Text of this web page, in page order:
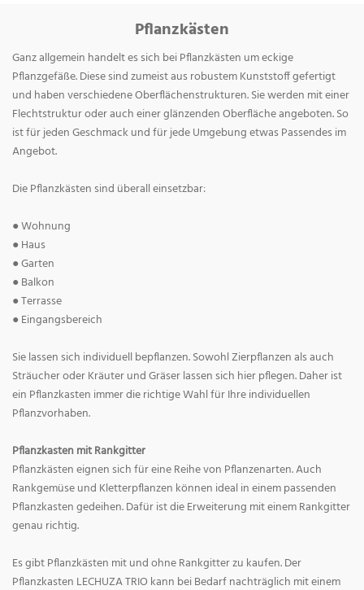
Pflanzkästen
Ganz allgemein handelt es sich bei Pflanzkästen um eckige
Pflanzgefäße. Diese sind zumeist aus robustem Kunststoff gefertigt
und haben verschiedene Oberflächenstrukturen. Sie werden mit einer
Flechtstruktur oder auch einer glänzenden Oberfläche angeboten. So
ist für jeden Geschmack und für jede Umgebung etwas Passendes im
Angebot.
Die Pflanzkästen sind überall einsetzbar:
● Wohnung
● Haus
● Garten
● Balkon
● Terrasse
● Eingangsbereich
Sie lassen sich individuell bepflanzen. Sowohl Zierpflanzen als auch
Sträucher oder Kräuter und Gräser lassen sich hier pflegen. Daher ist
ein Pflanzkasten immer die richtige Wahl für Ihre individuellen
Pflanzvorhaben.
Pflanzkasten mit Rankgitter
Pflanzkästen eignen sich für eine Reihe von Pflanzenarten. Auch
Rankgemüse und Kletterpflanzen können ideal in einem passenden
Pflanzkasten gedeihen. Dafür ist die Erweiterung mit einem Rankgitter
genau richtig.
Es gibt Pflanzkästen mit und ohne Rankgitter zu kaufen. Der
Pflanzkasten LECHUZA TRIO kann bei Bedarf nachträglich mit einem